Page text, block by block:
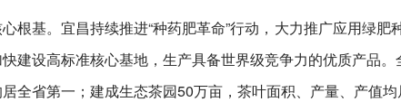
根基。宜昌持续推进“种药肥革命”行动，大力推广应用绿
建设高标准核心基地，生产具备世界级竞争力的优质产品
全省第一；建成生态茶园50万亩，茶叶面积、产量、产值均